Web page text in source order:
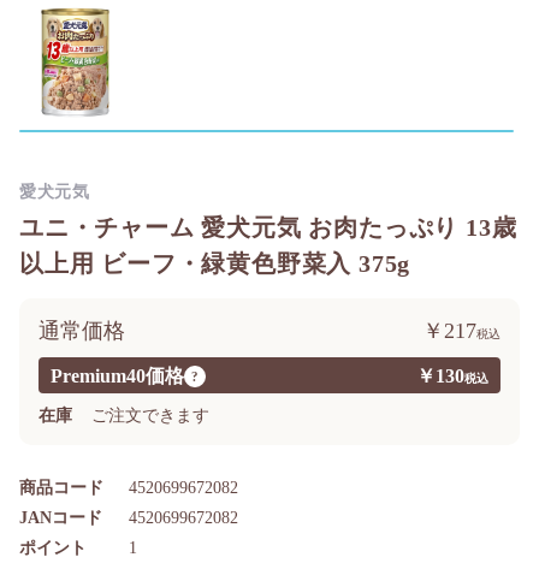
ユニ・チャーム 愛犬元気 お肉たっぷり 13歳
以上用 ビーフ・緑黄色野菜入 375g
Premium40価格 ? ￥130
通常価格 ￥217
在庫 ご注文できます
商品コード 4520699672082
ポイント 1
JANコード 4520699672082
愛犬元気